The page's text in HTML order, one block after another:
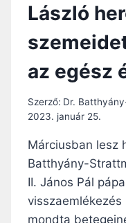
László
az egész
Szerző: Dr.
2023. január 25.
Márciusban lesz
Batthyány-
II. János Pál
mondta